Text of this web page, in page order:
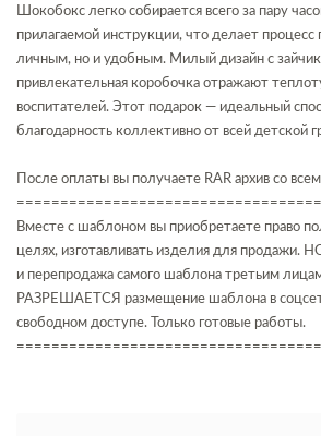
Шокобокс легко собирается всего за пару
прилагаемой инструкции, что делает процесс
личным, но и удобным. Милый дизайн с
привлекательная коробочка отражают
воспитателей. Этот подарок — идеальный
благодарность коллективно от всей детской
После оплаты вы получаете RAR архив со
===================================
Вместе с шаблоном вы приобретаете право
целях, изготавливать изделия для продажи.
и перепродажа самого шаблона третьим
РАЗРЕШАЕТСЯ размещение шаблона в
свободном доступе. Только готовые работы.
===================================